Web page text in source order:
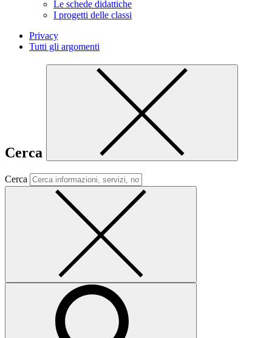
Le schede didattiche
I progetti delle classi
Privacy
Tutti gli argomenti
Cerca
Cerca